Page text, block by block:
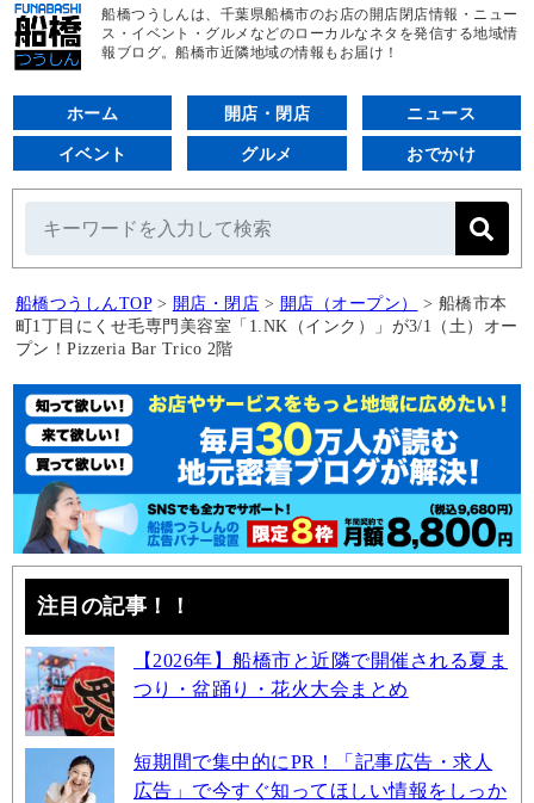
船橋つうしんは、千葉県船橋市のお店の開店閉店情報・ニュー
ス・イベント・グルメなどのローカルなネタを発信する地域情
報ブログ。船橋市近隣地域の情報もお届け！
ホーム 開店・閉店 ニュース
イベント グルメ おでかけ
船橋つうしんTOP > 開店・閉店 > 開店（オープン） > 船橋市本
町1丁目にくせ毛専門美容室「1.NK（インク）」が3/1（土）オー
プン！Pizzeria Bar Trico 2階
注目の記事！！
【2026年】船橋市と近隣で開催される夏ま
つり・盆踊り・花火大会まとめ
短期間で集中的にPR！「記事広告・求人
広告」で今すぐ知ってほしい情報をしっか